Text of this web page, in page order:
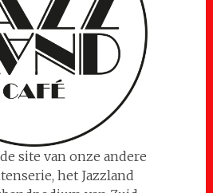
site van onze andere
het Jazzland